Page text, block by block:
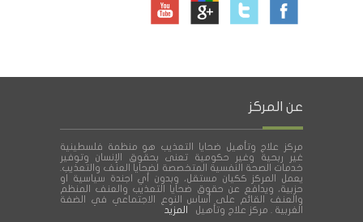
عن المركز
مركز علاج وتأهيل ضحايا التعذيب هو منظمة فلسطينية
غير ربحية وغير حكومية تعنى بحقوق الإنسان وتوفير
خدمات الصحة النفسية المتخصصة لضحايا العنف والتعذيب.
يعمل المركز ككيان مستقل، وبدون أي اجندة سياسية او
حزبية، ويدافع عن حقوق ضحايا التعذيب والعنف المنظم
والعنف القائم على أساس النوع الاجتماعي في الضفة
الغربية . مركز علاج وتأهيل
المزيد